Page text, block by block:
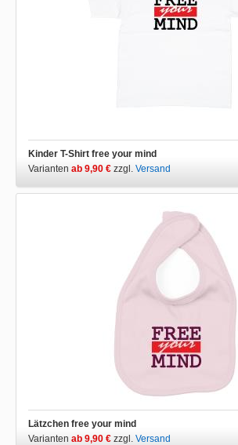
Kinder T-Shirt free your mind
Varianten ab 9,90 € zzgl. Versand
Lätzchen free your mind
Varianten ab 9,90 € zzgl. Versand